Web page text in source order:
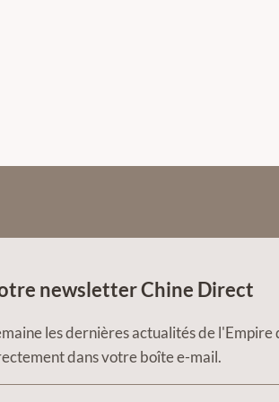
newsletter Chine Direct
les dernières actualités de l'Empire
dans votre boîte e-mail.